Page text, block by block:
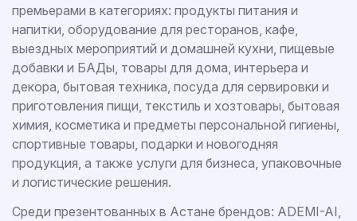
премьерами в категориях: продукты питания и
напитки, оборудование для ресторанов, кафе,
выездных мероприятий и домашней кухни, пищевые
добавки и БАДы, товары для дома, интерьера и
декора, бытовая техника, посуда для сервировки и
приготовления пищи, текстиль и хозтовары, бытовая
химия, косметика и предметы персональной гигиены,
спортивные товары, подарки и новогодняя
продукция, а также услуги для бизнеса, упаковочные
и логистические решения.
Среди презентованных в Астане брендов: ADEMI-AI,